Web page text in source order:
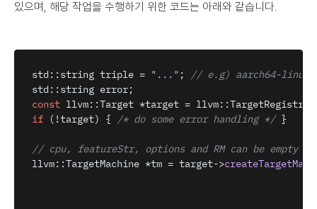
있으며, 해당 작업을 수행하기 위한 코드는 아래와 같습니다.
std : : string triple = "..." ;
// e.g) aarch64-linux-
std : : string error;
const llvm: :Target *target = llvm: :TargetRegistry
if
( !target) { /* do some error handling */ }
// cpu, featureStr, options and RM can be empty
llvm: :TargetMachine *tm = target->